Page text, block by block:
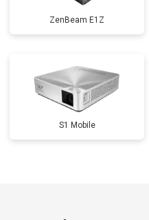
ZenBeam E1Z
S1 Mobile